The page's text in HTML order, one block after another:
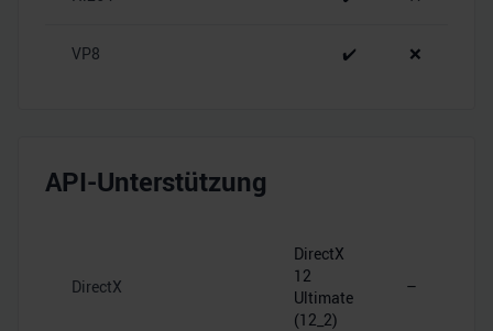
VP8 ✔️ ❌
API-Unterstützung
DirectX
DirectX
12
Ultimate
(12_2)
–